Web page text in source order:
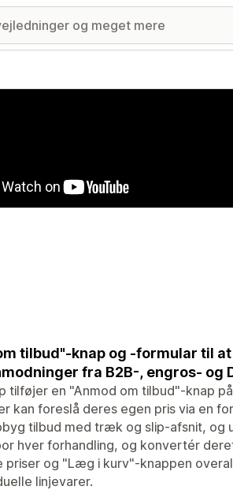
billeder
tilbud"-knap og -formular til
fra B2B-, engros- og
tilføjer en "Anmod om tilbud"-knap
kan foreslå deres egen pris via en
tilbud med træk og slip-afsnit, og
hver forhandling, og konvertér
priser og "Læg i kurv"-knappen
linjevarer.